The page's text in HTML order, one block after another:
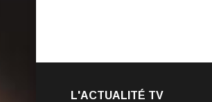
L'ACTUALITÉ TV